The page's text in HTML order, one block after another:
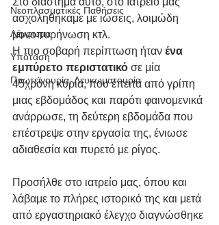
Νεοπλασματικές Παθήσεις
Λέμφωμα
Υπόταση
Πρωτεϊνουρία, Λευκωματουρία
ασχοληθήκαμε με ιώσεις, λοιμώδη
μονοπυρήνωση κτλ.
Η πιο σοβαρή περίπτωση ήταν ένα
εμπύρετο περιστατικό σε μία
45χρονη κυρία, που έπειτα από γρίπη
μιας εβδομάδος και παρότι φαινομενικά
ανάρρωσε, τη δεύτερη εβδομάδα που
επέστρεψε στην εργασία της, ένιωσε
αδιαθεσία και πυρετό με ρίγος.
Προσήλθε στο ιατρείο μας, όπου και
λάβαμε το πλήρες ιστορικό της και μετά
από εργαστηριακό έλεγχο διαγνώσθηκε